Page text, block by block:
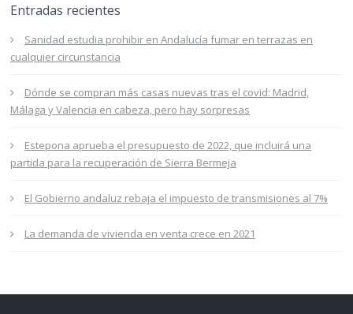
Entradas recientes
Sanidad estudia prohibir en Andalucía fumar en terrazas en
cualquier circunstancia
Dónde se compran más casas nuevas tras el covid: Madrid,
Málaga y Valencia en cabeza, pero hay sorpresas
Estepona aprueba el presupuesto de 2022, que incluirá una
partida para la recuperación de Sierra Bermeja
El Gobierno andaluz rebaja el impuesto de transmisiones al 7%
La demanda de vivienda en venta crece en 2021